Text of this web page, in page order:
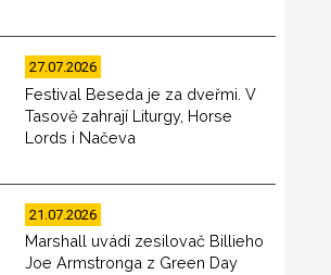
27.07.2026
Festival Beseda je za dveřmi. V
Tasově zahrají Liturgy, Horse
Lords i Načeva
21.07.2026
Marshall uvádí zesilovač Billieho
Joe Armstronga z Green Day